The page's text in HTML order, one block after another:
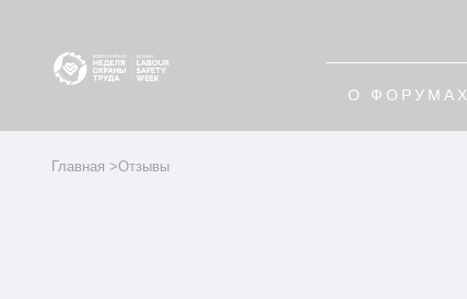
О ФОРУМАХ
Главная Отзывы